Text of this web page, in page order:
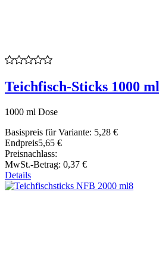
Teichfisch-Sticks 1000 ml
1000 ml Dose
Basispreis für Variante: 5,28 €
Endpreis5,65 €
Preisnachlass:
MwSt.-Betrag: 0,37 €
Details